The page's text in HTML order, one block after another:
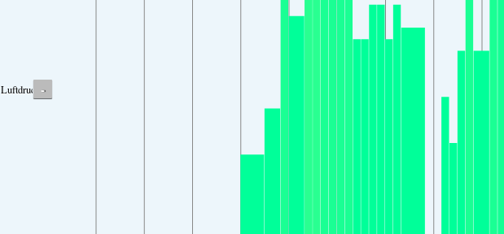
Luftdruck -